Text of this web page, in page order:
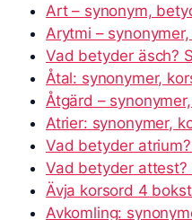
Art – synonym,
Arytmi –
Vad betyder äsch?
Åtal: synonymer,
Åtgärd –
Atrier: synonymer,
Vad betyder
Vad betyder attest?
Ävja korsord 4
Avkomling: